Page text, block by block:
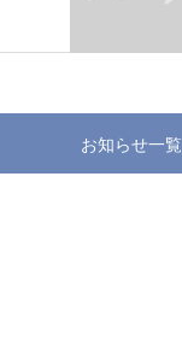
お知らせ一覧